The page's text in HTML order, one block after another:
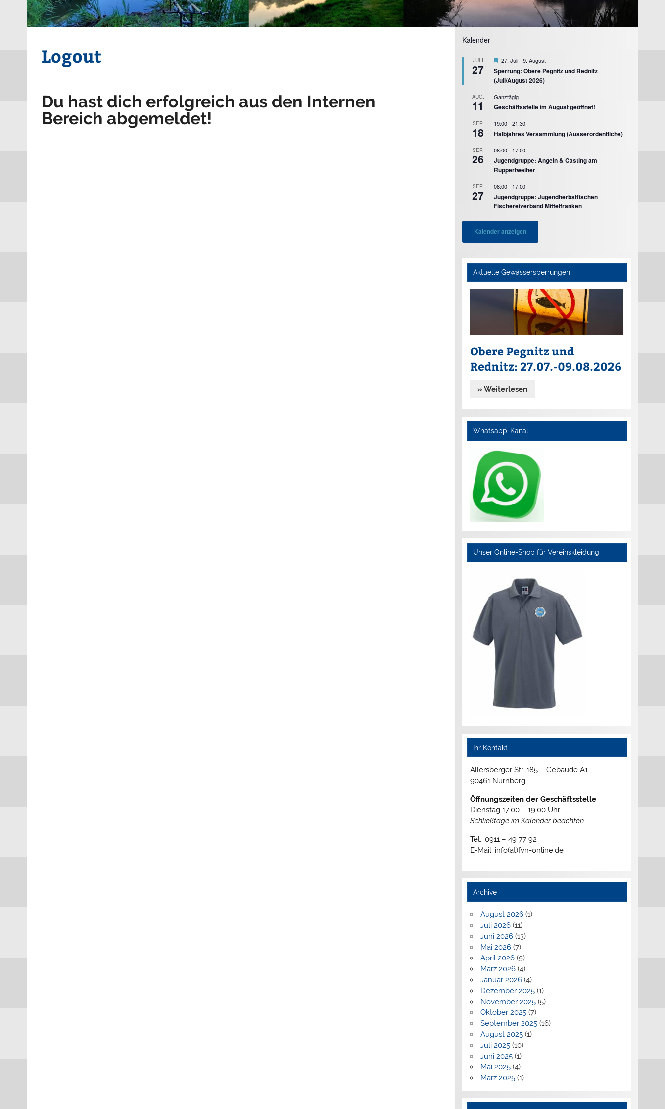
Logout
Du hast dich erfolgreich aus den Internen
Bereich abgemeldet!
Kalender
JULI
27
Hervorgehoben
27. Juli-9. August
Sperrung: Obere Pegnitz und Rednitz
(Juli/August 2026)
AUG.
11
Ganztägig
Geschäftsstelle im August geöffnet!
SEP.
18
19:00-21:30
Halbjahres Versammlung (Ausserordentliche)
SEP.
26
08:00- 17:00
Jugendgruppe: Angeln & Casting am
Ruppertweiher
SEP.
27
08:00- 17:00
Jugendgruppe: Jugendherbstfischen
Fischereiverband Mittelfranken
Kalender anzeigen
Aktuelle Gewässersperrungen
Obere Pegnitz und
Rednitz: 27.07.-09.08.2026
» Weiterlesen
Whatsapp-Kanal
Unser Online-Shop für Vereinskleidung
Ihr Kontakt
Allersberger Str. 185 – Gebäude A1
90461 Nürnberg
Öffnungszeiten der Geschäftsstelle
Dienstag 17:00 – 19:00 Uhr
Schließtage im Kalender beachten
Tel.: 0911 – 49 77 92
E-Mail: info(at)fvn-online.de
Archive
August 2026(1)
Juli 2026(11)
Juni 2026(13)
Mai 2026(7)
April 2026(9)
März 2026(4)
Januar 2026(4)
Dezember 2025(1)
November 2025(5)
Oktober 2025(7)
September 2025(16)
August 2025(1)
Juli 2025(10)
Juni 2025(1)
Mai 2025(4)
März 2025(1)